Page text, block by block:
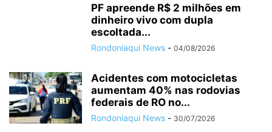
PF apreende R$ 2 milhões em
dinheiro vivo com dupla
escoltada...
Rondoniaqui News - 04/08/2026
Acidentes com motocicletas
aumentam 40% nas rodovias
federais de RO no...
Rondoniaqui News - 30/07/2026